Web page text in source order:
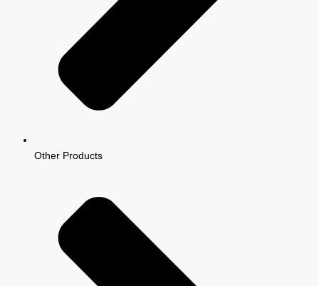
Other Products